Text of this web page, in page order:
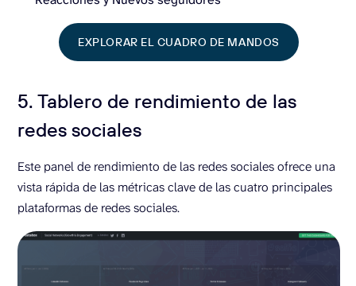
EXPLORAR EL CUADRO DE MANDOS
5. Tablero de rendimiento de las
redes sociales
Este panel de rendimiento de las redes sociales ofrece una
vista rápida de las métricas clave de las cuatro principales
plataformas de redes sociales.